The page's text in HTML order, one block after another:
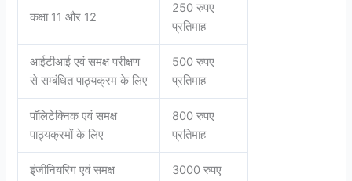
कक्षा 11 और 12
250 रुपए
प्रतिमाह
आईटीआई एवं समक्ष परीक्षण
से सम्बंधित पाठ्यक्रम के लिए
500 रुपए
प्रतिमाह
पॉलिटेक्निक एवं समक्ष
पाठ्यक्रमों के लिए
800 रुपए
प्रतिमाह
इंजीनियरिंग एवं समक्ष
3000 रुपए